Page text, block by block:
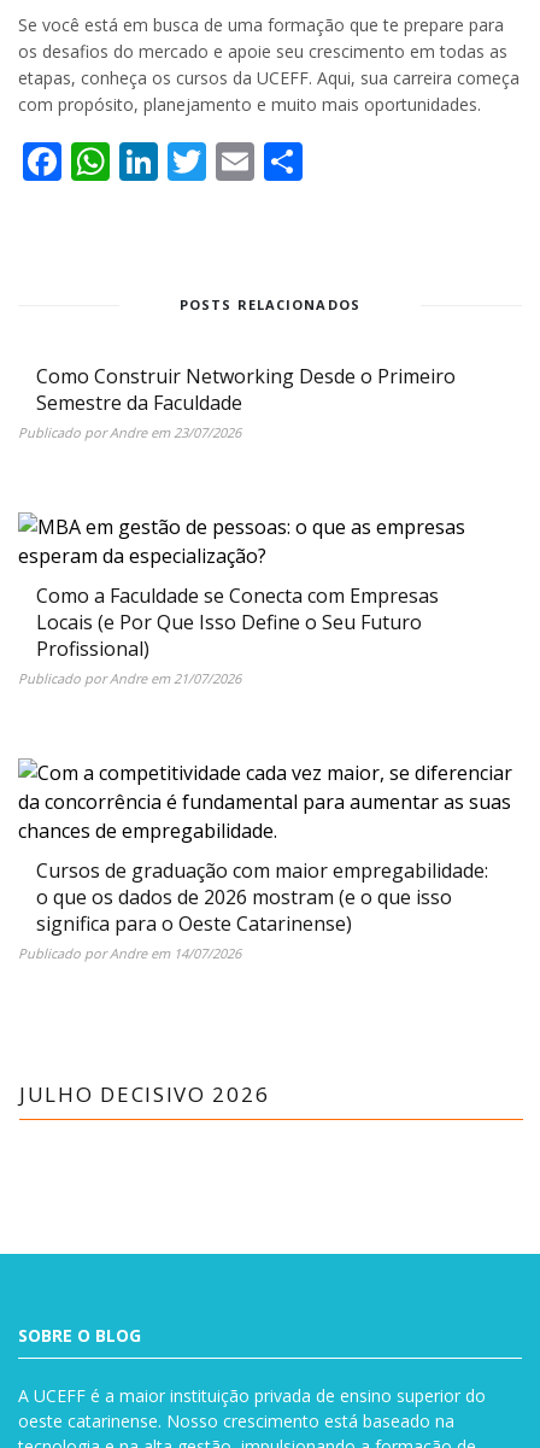
Se você está em busca de uma formação que te prepare para
os desafios do mercado e apoie seu crescimento em todas as
etapas, conheça os cursos da UCEFF. Aqui, sua carreira começa
com propósito, planejamento e muito mais oportunidades.
Facebook
WhatsApp
LinkedIn
Twitter
Email
POSTS RELACIONADOS
Como Construir Networking Desde o Primeiro
Semestre da Faculdade
Publicado porAndreem 23/07/2026
Como a Faculdade se Conecta com Empresas
Locais (e Por Que Isso Define o Seu Futuro
Profissional)
Publicado porAndreem 21/07/2026
Cursos de graduação com maior empregabilidade:
o que os dados de 2026 mostram (e o que isso
significa para o Oeste Catarinense)
Publicado porAndreem 14/07/2026
JULHO DECISIVO 2026
SOBRE O BLOG
A UCEFF é a maior instituição privada de ensino superior do
oeste catarinense. Nosso crescimento está baseado na